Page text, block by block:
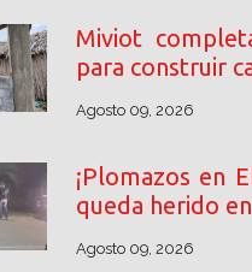
Miviot
para construir
Agosto 09, 2026
¡Plomazos en
queda herido
Agosto 09, 2026